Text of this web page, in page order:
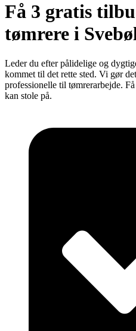
Få 3 gratis
tømrere i
Leder du efter pålidelige og
kommet til det rette sted. Vi gør
professionelle til tømrerarbejde.
kan stole på.